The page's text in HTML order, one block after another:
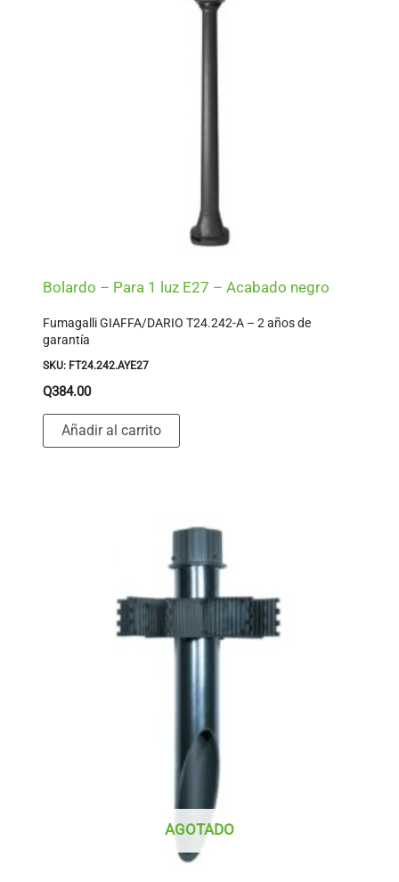
Bolardo – Para 1 luz E27 – Acabado negro
Fumagalli GIAFFA/DARIO T24.242-A – 2 años de
garantía
SKU: FT24.242.AYE27
Q384.00
Añadir al carrito
AGOTADO